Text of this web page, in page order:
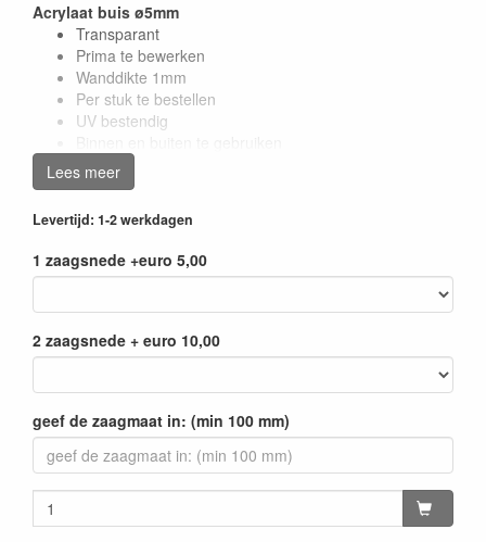
Acrylaat buis ø5mm
Transparant
Prima te bewerken
Wanddikte 1mm
Per stuk te bestellen
UV bestendig
De acrylaat buizen zijn leverbaar in verschillende maten en
daardoor te gebruiken in veel verschillende toepassingen.
Informatie Blad Acrylaat Buis
Lees meer
Levertijd: 1-2 werkdagen
1 zaagsnede +euro 5,00
2 zaagsnede + euro 10,00
geef de zaagmaat in: (min 100 mm)